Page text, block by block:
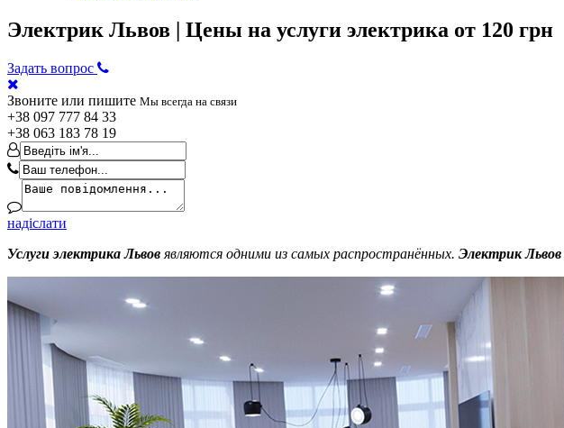
Электрик Львов | Цены на услуги электрика от 120 грн
Задать вопрос
Звоните или пишите Мы всегда на связи
+38 097 777 84 33
+38 063 183 78 19
надіслати
Услуги электрика Львов являются одними из самых распространённых. Электрик Львов